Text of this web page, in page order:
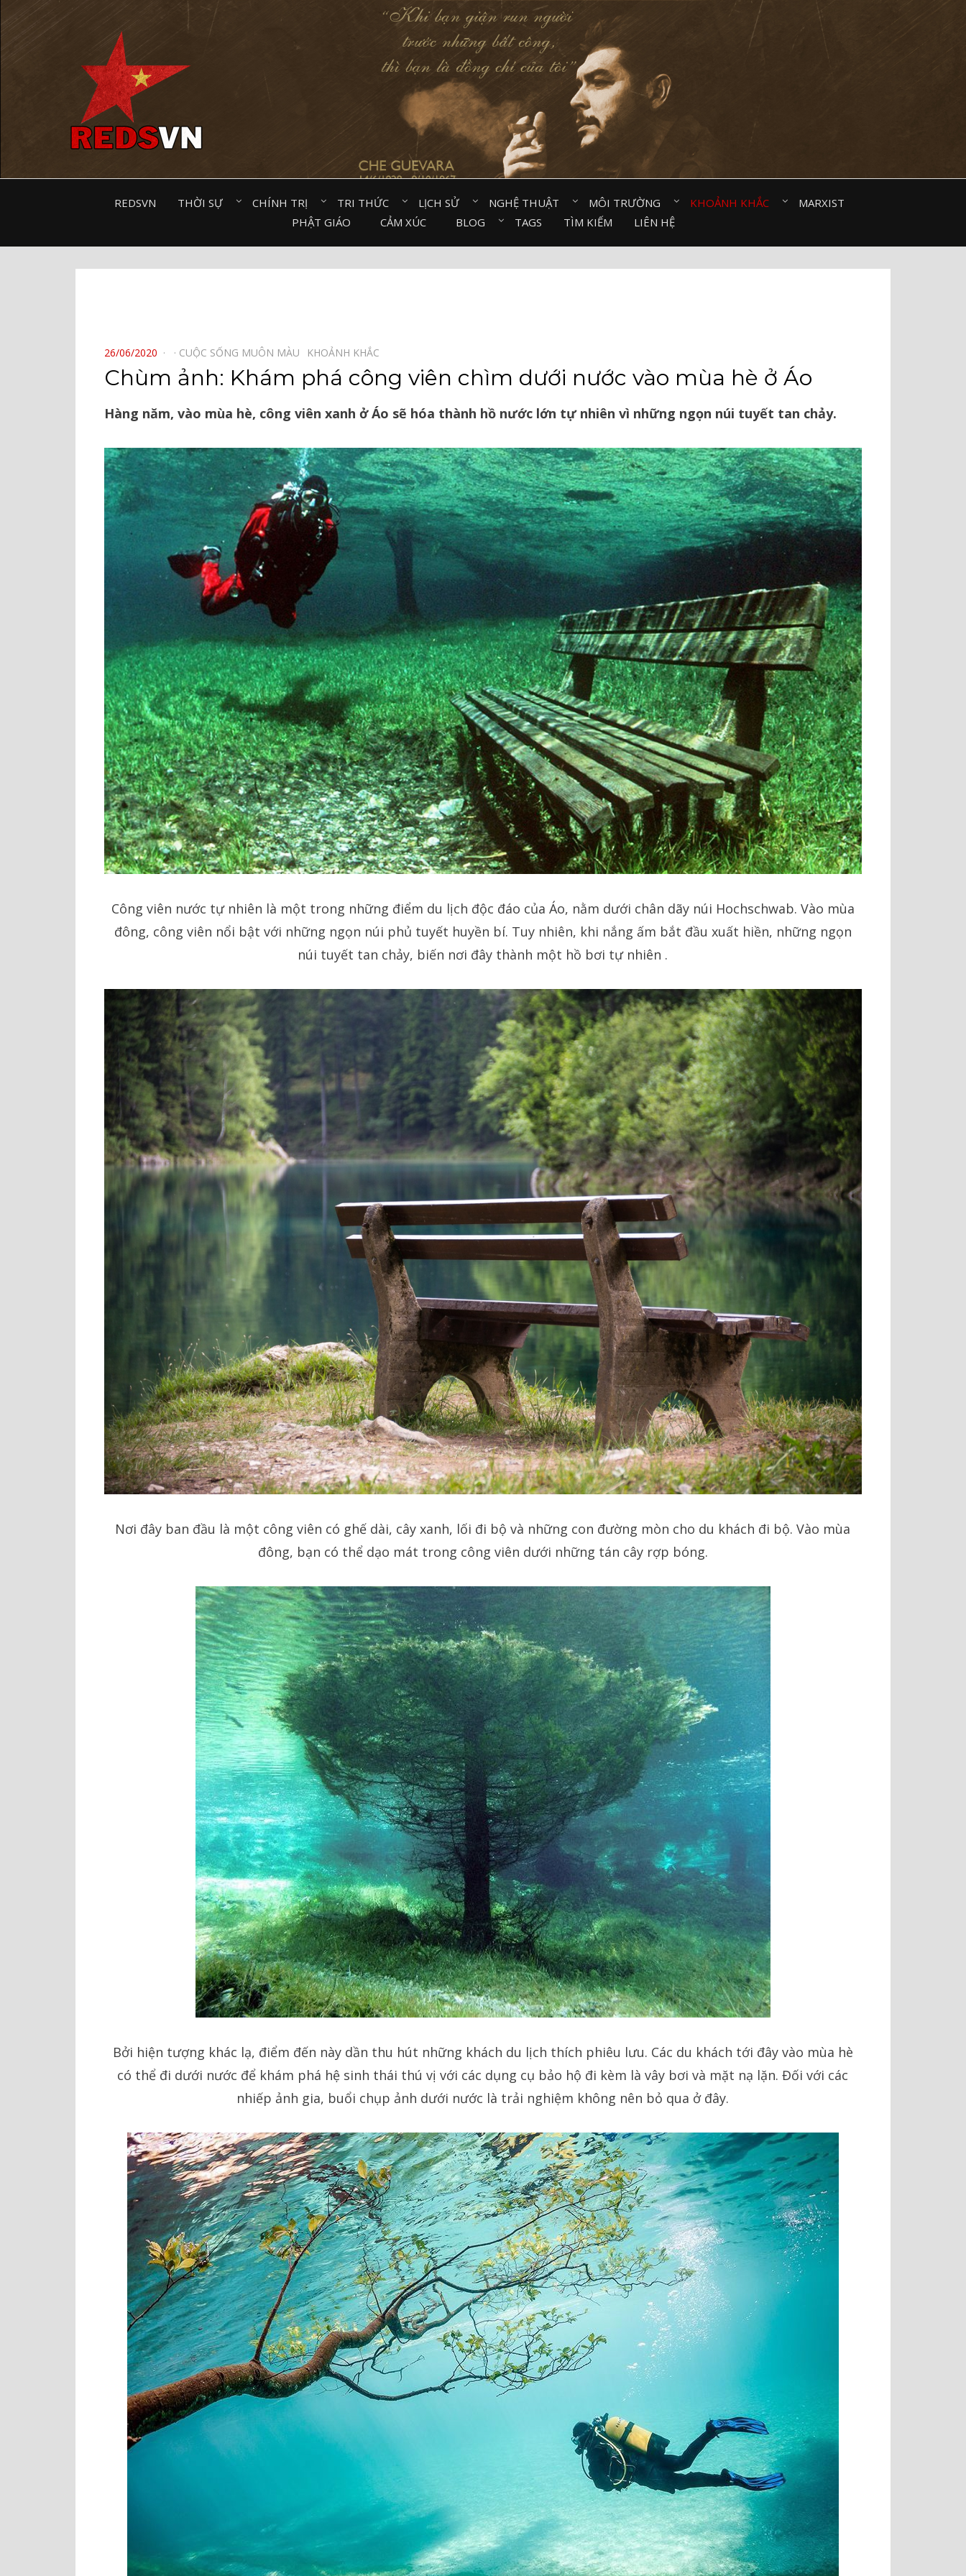
REDSVN THỜI SỰ⠀ CHÍNH TRỊ⠀ TRI THỨC⠀ LỊCH SỬ⠀ NGHỆ THUẬT⠀ MÔI TRƯỜNG⠀ KHOẢNH KHẮC⠀
MARXIST⠀
PHẬT GIÁO⠀
CẢM XÚC⠀ BLOG⠀ TAGS TÌM KIẾM LIÊN HỆ
POSTED
ON
26/06/2020 CUỘC SỐNG MUÔN MÀU⠀ KHOẢNH KHẮC⠀
Chùm ảnh: Khám phá công viên chìm dưới nước vào mùa hè ở Áo
Hàng năm, vào mùa hè, công viên xanh ở Áo sẽ hóa thành hồ nước lớn tự nhiên vì những ngọn núi tuyết tan chảy.
Công viên nước tự nhiên là một trong những điểm du lịch độc đáo của Áo, nằm dưới chân dãy núi Hochschwab. Vào mùa
đông, công viên nổi bật với những ngọn núi phủ tuyết huyền bí. Tuy nhiên, khi nắng ấm bắt đầu xuất hiền, những ngọn
núi tuyết tan chảy, biến nơi đây thành một hồ bơi tự nhiên .
Nơi đây ban đầu là một công viên có ghế dài, cây xanh, lối đi bộ và những con đường mòn cho du khách đi bộ. Vào mùa
đông, bạn có thể dạo mát trong công viên dưới những tán cây rợp bóng.
Bởi hiện tượng khác lạ, điểm đến này dần thu hút những khách du lịch thích phiêu lưu. Các du khách tới đây vào mùa hè
có thể đi dưới nước để khám phá hệ sinh thái thú vị với các dụng cụ bảo hộ đi kèm là vây bơi và mặt nạ lặn. Đối với các
nhiếp ảnh gia, buổi chụp ảnh dưới nước là trải nghiệm không nên bỏ qua ở đây.